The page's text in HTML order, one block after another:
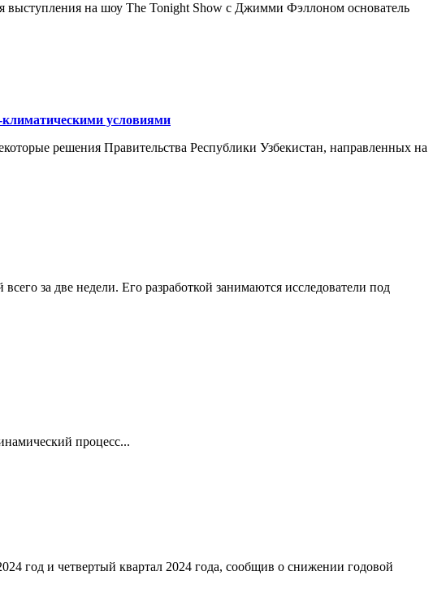
выступления на шоу The Tonight Show с Джимми Фэллоном основатель
условиями
решения Правительства Республики Узбекистан, направленных на
за две недели. Его разработкой занимаются исследователи под
процесс...
год и четвертый квартал 2024 года, сообщив о снижении годовой